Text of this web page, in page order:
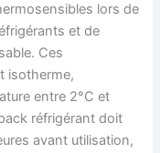
lors de
et de
Ces
isotherme,
entre 2°C et
réfrigérant doit
avant utilisation,